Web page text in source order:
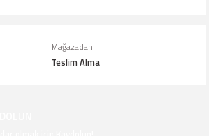
Mağazadan
Teslim Alma